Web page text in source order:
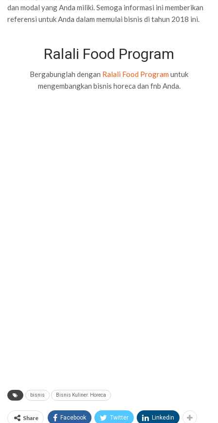
dan modal yang Anda miliki. Semoga informasi ini memberikan
referensi untuk Anda dalam memulai bisnis di tahun 2018 ini.
Ralali Food Program
Bergabunglah dengan Ralali Food Program untuk
mengembangkan bisnis horeca dan fnb Anda.
bisnis Bisnis Kuliner. Horeca
Share Facebook Twitter Linkedin